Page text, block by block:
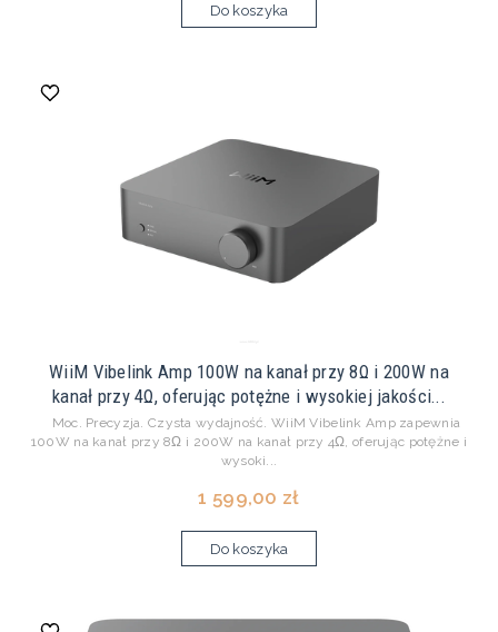
Do koszyka
WiiM Vibelink Amp 100W na kanał przy 8Ω i 200W na
kanał przy 4Ω, oferując potężne i wysokiej jakości...
Moc. Precyzja. Czysta wydajność. WiiM Vibelink Amp zapewnia
100W na kanał przy 8Ω i 200W na kanał przy 4Ω, oferując potężne i
wysoki...
1 599,00 zł
Do koszyka